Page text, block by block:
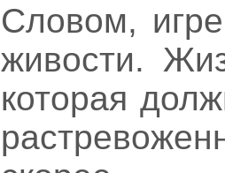
Словом,
живости.
которая